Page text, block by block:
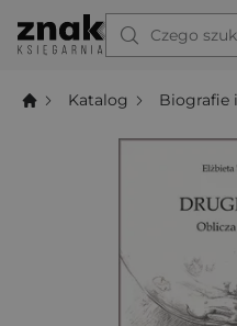
Czego
Katalog Biografie